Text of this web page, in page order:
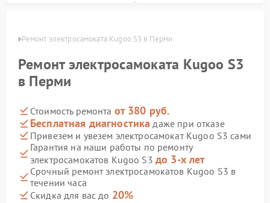
Ремонт электросамоката Kugoo S3 в Перми
Ремонт электросамоката Kugoo S3
в Перми
Стоимость ремонта от 380 руб.
Бесплатная диагностика даже при отказе
Привезем и увезем электросамокат Kugoo S3 сами
Гарантия на наши работы по ремонту
электросамокатов Kugoo S3 до 3-х лет
Срочный ремонт электросамокатов Kugoo S3 в
течении часа
Скидка для вас до 20%